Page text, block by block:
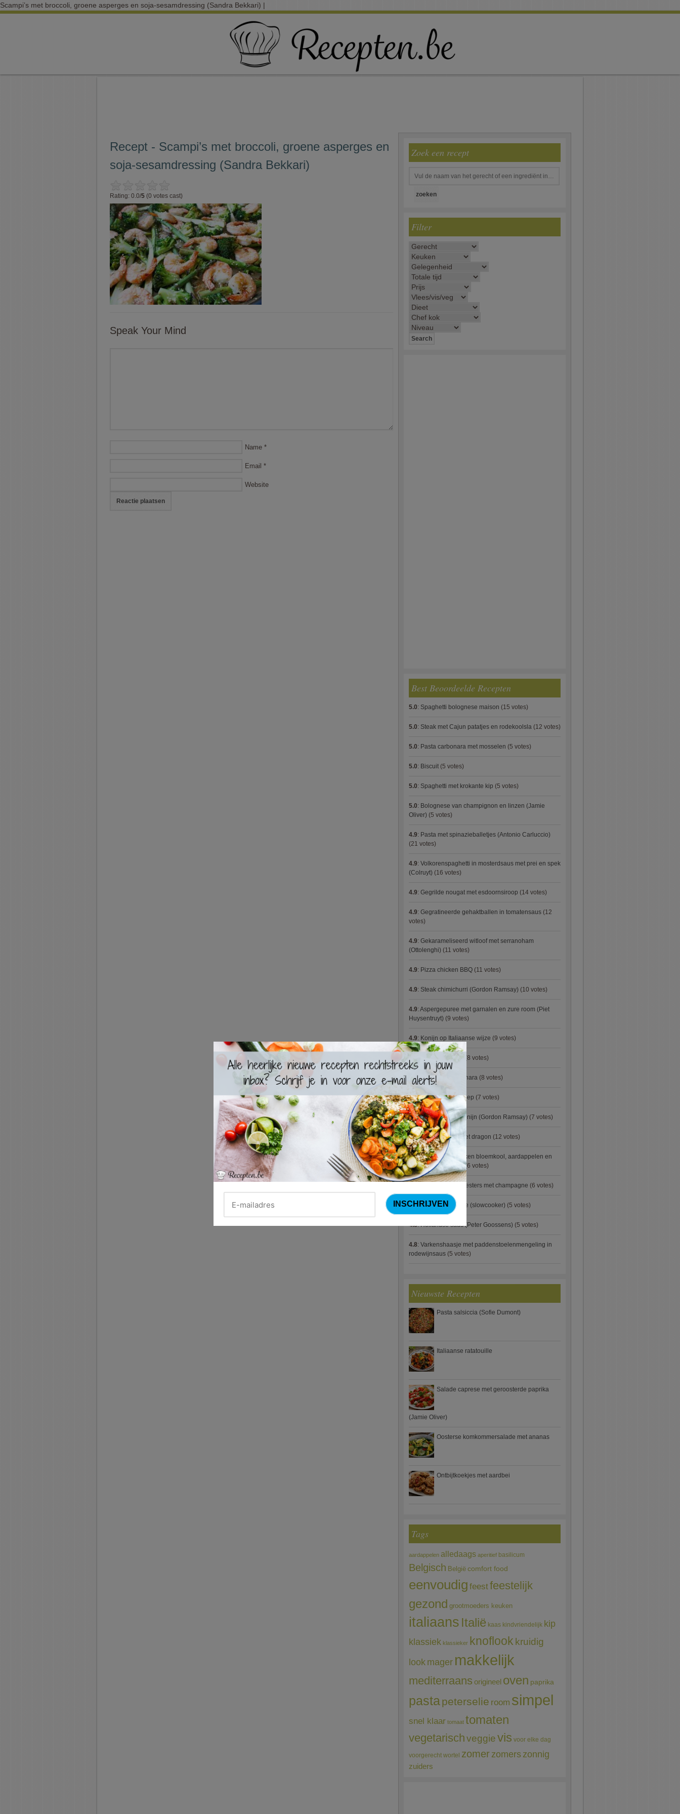
Scampi’s met broccoli, groene asperges en soja-sesamdressing (Sandra Bekkari) |
Recept - Scampi’s met broccoli, groene asperges en
soja-sesamdressing (Sandra Bekkari)
Rating: 0.0/5 (0 votes cast)
Speak Your Mind
Name *
Email *
Website
Zoek een recept
Filter
Best Beoordeelde Recepten
5.0: Spaghetti bolognese maison (15 votes)
5.0: Steak met Cajun patatjes en rodekoolsla (12 votes)
5.0: Pasta carbonara met mosselen (5 votes)
5.0: Biscuit (5 votes)
5.0: Spaghetti met krokante kip (5 votes)
5.0: Bolognese van champignon en linzen (Jamie
Oliver) (5 votes)
4.9: Pasta met spinazieballetjes (Antonio Carluccio)
(21 votes)
4.9: Volkorenspaghetti in mosterdsaus met prei en spek
(Colruyt) (16 votes)
4.9: Gegrilde nougat met esdoornsiroop (14 votes)
4.9: Gegratineerde gehaktballen in tomatensaus (12
votes)
4.9: Gekarameliseerd witloof met serranoham
(Ottolenghi) (11 votes)
4.9: Pizza chicken BBQ (11 votes)
4.9: Steak chimichurri (Gordon Ramsay) (10 votes)
4.9: Aspergepuree met garnalen en zure room (Piet
Huysentruyt) (9 votes)
4.9: Konijn op Italiaanse wijze (9 votes)
(8 votes)
4.9:Courgette carbonara (8 votes)
4.9:Aziatische preisoep (7 votes)
4.9:Fricassee van konijn (Gordon Ramsay) (7 votes)
4.8:Gestoofde kip met dragon (12 votes)
4.8:Zalm met gebakken bloemkool, aardappelen en
spek (Jeroen Meus)(6 votes)
Gegratineerde oesters met champagne (6 votes)
4.8:Linzenbolognese (slowcooker) (5 votes)
4.8:Hollandse saus (Peter Goossens) (5 votes)
4.8: Varkenshaasje met paddenstoelenmengeling in
rodewijnsaus (5 votes)
Nieuwste Recepten
Pasta salsiccia (Sofie Dumont)
Italiaanse ratatouille
Salade caprese met geroosterde paprika
(Jamie Oliver)
Oosterse komkommersalade met ananas
Ontbijtkoekjes met aardbei
Tags
aardappelen alledaags aperitief basilicum
Belgisch België comfort food
eenvoudig feestfeestelijk
gezond grootmoeders keuken
italiaans Italië kaas kindvriendelijk kip
klassiek klassieker knoflook kruidig
look mager makkelijk
mediterraans origineel oven paprika
pastapeterselie room simpel
snel klaar tomaat tomaten
vegetarischveggievis voor elke dag
voorgerecht wortel zomerzomerszonnig
zuiders
×